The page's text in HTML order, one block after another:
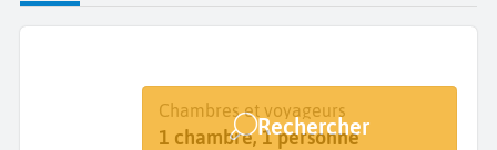
Destination
Grenoble Alpes Isère
Dates
Dates de votre séjour
Chambres et voyageurs
1 chambre, 1 personne
Rechercher